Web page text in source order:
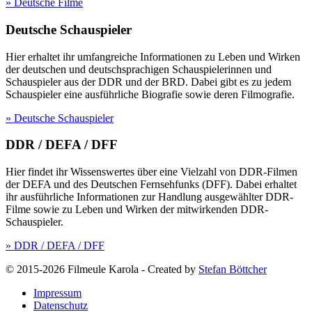
» Deutsche Filme
Deutsche Schauspieler
Hier erhaltet ihr umfangreiche Informationen zu Leben und Wirken
der deutschen und deutschsprachigen Schauspielerinnen und
Schauspieler aus der DDR und der BRD. Dabei gibt es zu jedem
Schauspieler eine ausführliche Biografie sowie deren Filmografie.
» Deutsche Schauspieler
DDR / DEFA / DFF
Hier findet ihr Wissenswertes über eine Vielzahl von DDR-Filmen
der DEFA und des Deutschen Fernsehfunks (DFF). Dabei erhaltet
ihr ausführliche Informationen zur Handlung ausgewählter DDR-
Filme sowie zu Leben und Wirken der mitwirkenden DDR-
Schauspieler.
» DDR / DEFA / DFF
© 2015-2026 Filmeule Karola - Created by Stefan Böttcher
Impressum
Datenschutz